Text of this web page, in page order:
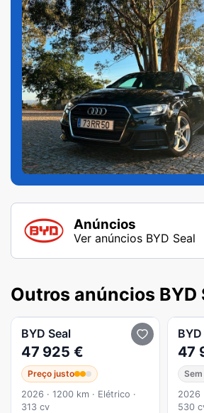
Anúncios
Ver anúncios BYD Seal
Outros anúncios BYD
BYD Seal
47 925 €
Preço justo
2026 · 1200 km · Elétrico ·
313 cv
BYD
47
2026
530